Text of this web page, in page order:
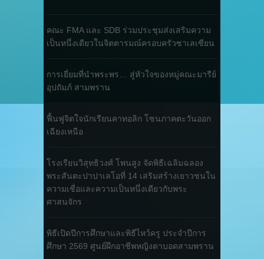
คณะ FMA และ SDB ร่วมประชุมส่งเสริมความ
เป็นหนึ่งเดียวในจิตตารมณ์ครอบครัวซาเลเซียน
การเยี่ยมที่นำพระพร… สู่หัวใจของหมู่คณะมารีย์
อุปถัมภ์ สามพราน
ฟื้นฟูจิตใจนักเรียนคาทอลิก โซนภาคตะวันออก
เฉียงเหนือ
โรงเรียนวิสุทธิวงศ์ โพนสูง จัดพิธีเฉลิมฉลอง
พระสันตะปาปาเลโอที่ 14 เสริมสร้างเยาวชนใน
ความเชื่อและความเป็นหนึ่งเดียวกับพระ
ศาสนจักร
พิธีเปิดปีการศึกษาและพิธีไหว้ครู ประจำปีการ
ศึกษา 2569 ศูนย์ฝึกอาชีพหญิงตาบอดสามพราน